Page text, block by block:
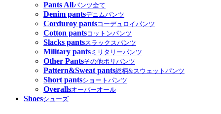
Pants Allパンツ全て
Denim pantsデニムパンツ
Corduroy pantsコーデュロイパンツ
Cotton pantsコットンパンツ
Slacks pantsスラックスパンツ
Military pants ミリタリーパンツ
Other Pantsその他ポリパンツ
Pattern&Sweat pants総柄&スウェットパンツ
Short pantsショートパンツ
Overallsオーバーオール
Shoesシューズ